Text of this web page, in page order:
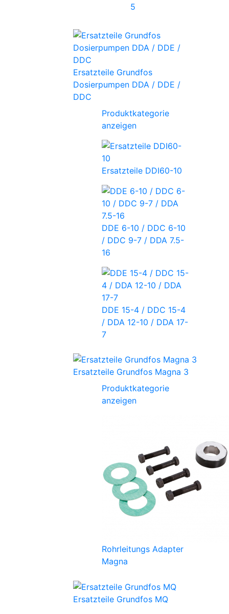
5
Ersatzteile Grundfos
Dosierpumpen DDA / DDE /
DDC
Produktkategorie
anzeigen
Ersatzteile DDI60-10
DDE 6-10 / DDC 6-10
/ DDC 9-7 / DDA 7.5-
16
DDE 15-4 / DDC 15-4
/ DDA 12-10 / DDA 17-
7
Ersatzteile Grundfos Magna 3
Produktkategorie
anzeigen
Rohrleitungs Adapter
Magna
Ersatzteile Grundfos MQ